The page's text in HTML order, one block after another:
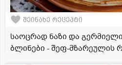
შეინახე რეცეპტი
საოცრად ნაზი და
ბლინები - შეფ-მზარეულის